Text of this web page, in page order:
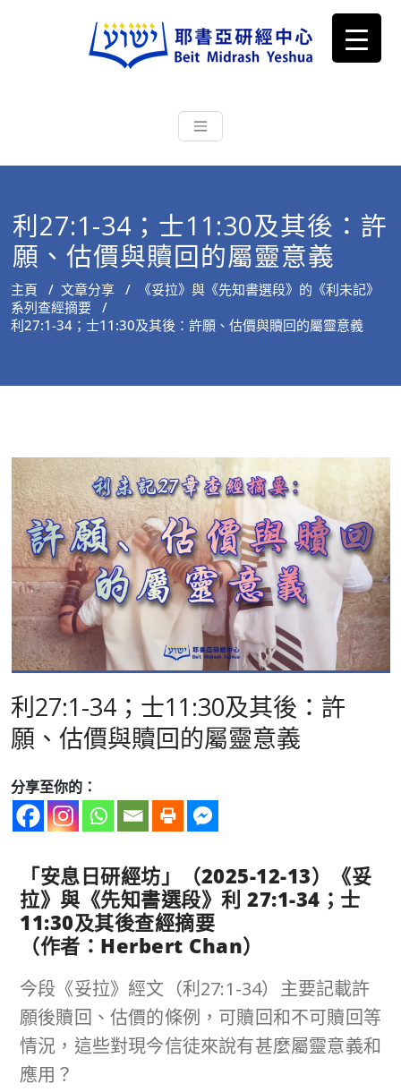
耶書亞研經中心
根源明白聖經，成為更好的門徒
利27:1-34；士11:30及其後：許
願、估價與贖回的屬靈意義
主頁 / 文章分享 /
《妥拉》與《先知書選段》的《利未記》
系列查經摘要 /
利27:1-34；士11:30及其後：許願、估價與贖回的屬靈意義
利27:1-34；士11:30及其後：許
願、估價與贖回的屬靈意義
分享至你的：
「安息日研經坊」（2025-12-13）《妥
拉》與《先知書選段》利 27:1-34 ；士
11:30及其後查經摘要
（作者： Herbert Chan）
今段《妥拉》經文（利27:1-34）主要記載許
願後贖回、估價的條例，可贖回和不可贖回等
情況，這些對現今信徒來說有甚麼屬靈意義和
應用？